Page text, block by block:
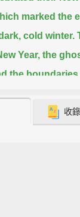
marked the
cold winter.
Year, the
the
，他們兩千年前
收